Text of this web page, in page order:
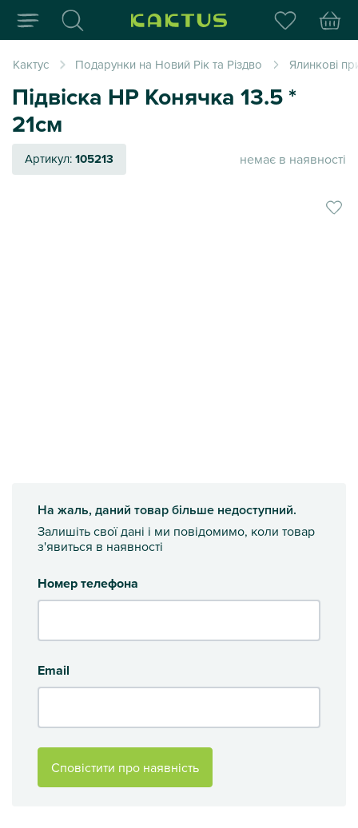
Інтернет-магазин
Кактус Подарунки на Новий Рік та Різдво Ялинкові
Підвіска НР Конячка 13.5 *
21см
Артикул:105213 немає в наявності
На жаль, даний товар більше недоступний.
Залишіть свої дані і ми повідомимо, коли товар
з'явиться в наявності
Номер телефона
Email
Сповістити про наявність